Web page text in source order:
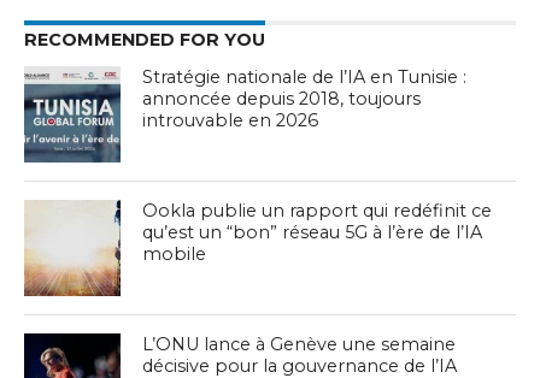
RECOMMENDED FOR YOU
Stratégie nationale de l’IA en Tunisie :
annoncée depuis 2018, toujours
introuvable en 2026
Ookla publie un rapport qui redéfinit ce
qu’est un “bon” réseau 5G à l’ère de l’IA
mobile
L’ONU lance à Genève une semaine
décisive pour la gouvernance de l’IA